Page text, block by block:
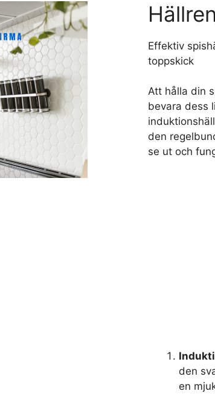
Effektiv
toppskick
Att hålla din
bevara dess
den
se ut och
den
en